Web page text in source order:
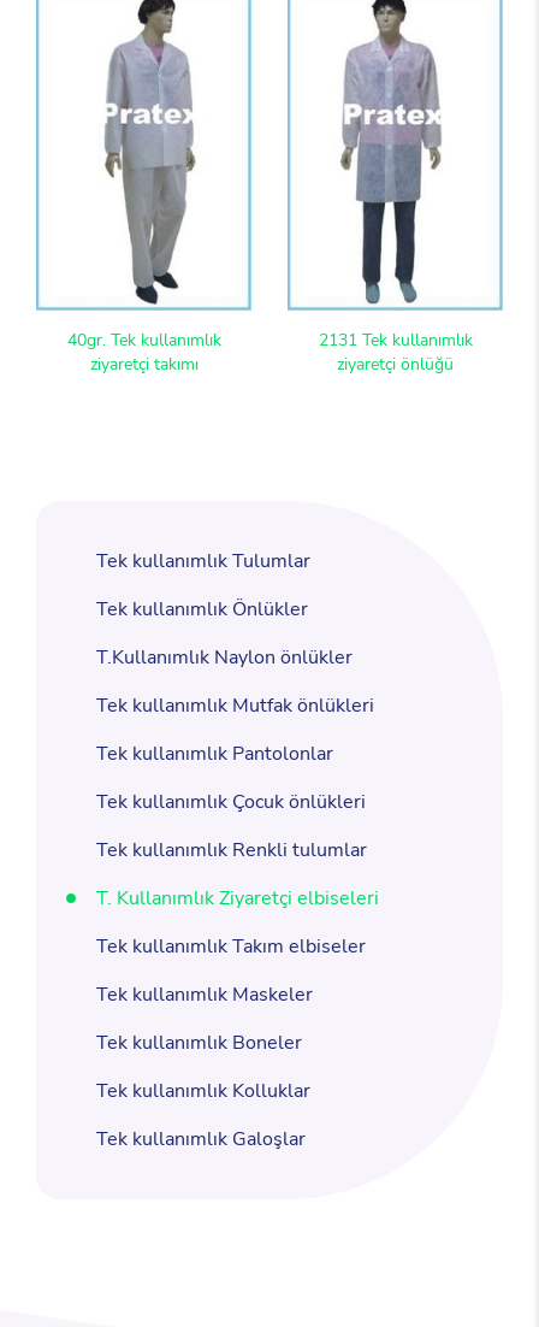
40gr. Tek kullanımlık
ziyaretçi takımı
2131 Tek kullanımlık
ziyaretçi önlüğü
Tek kullanımlık Tulumlar
Tek kullanımlık Önlükler
T.Kullanımlık Naylon önlükler
Tek kullanımlık Mutfak önlükleri
Tek kullanımlık Pantolonlar
Tek kullanımlık Çocuk önlükleri
Tek kullanımlık Renkli tulumlar
T. Kullanımlık Ziyaretçi elbiseleri
Tek kullanımlık Takım elbiseler
Tek kullanımlık Maskeler
Tek kullanımlık Boneler
Tek kullanımlık Kolluklar
Tek kullanımlık Galoşlar